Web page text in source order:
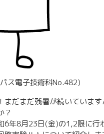
ス電子技術科No.482)
まだまだ残暑が続いていま
？
6年8月23日(金)の1,2限に行